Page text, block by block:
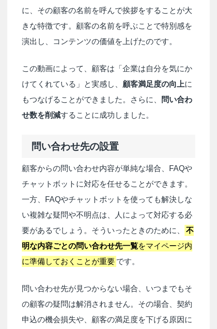
に、その顧客の名前を呼んで挨拶をすることが大
きな特徴です。顧客の名前を呼ぶことで特別感を
演出し、コンテンツの価値を上げたのです。
この動画によって、顧客は「企業は自分を気にか
けてくれている」と実感し、 顧客満足度の向上に
もつなげることができました。さらに、
問い合わ
せ数を削減することに成功しました。
問い合わせ先の設置
顧客からの問い合わせ内容が単純な場合、FAQや
チャットボットに対応を任せることができます。
一方、FAQやチャットボットを使っても解決しな
い複雑な疑問や不明点は、人によって対応する必
要があるでしょう。そういったときのために、
不
明な内容ごとの問い合わせ先一覧をマイページ内
に準備しておくことが重要 です。
問い合わせ先が見つからない場合、いつまでもそ
の顧客の疑問は解消されません。その場合、契約
申込の機会損失や、顧客の満足度を下げる原因に